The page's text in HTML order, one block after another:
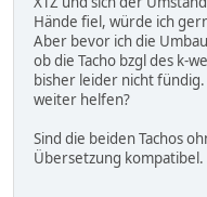
Hände fiel, würde ich
Aber bevor ich die
ob die Tacho bzgl des k-
bisher leider nicht
weiter helfen?
Sind die beiden Tachos
Übersetzung kompatibel.